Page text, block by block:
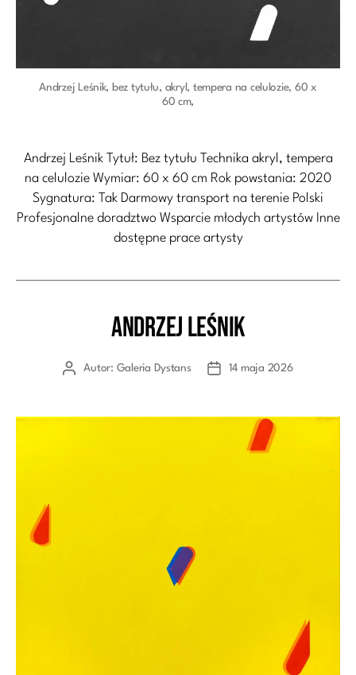
Andrzej Leśnik, bez tytułu, akryl, tempera na celulozie, 60 x
60 cm,
Andrzej Leśnik Tytuł: Bez tytułu Technika akryl, tempera
na celulozie Wymiar: 60 x 60 cm Rok powstania: 2020
Sygnatura: Tak Darmowy transport na terenie Polski
Profesjonalne doradztwo Wsparcie młodych artystów Inne
dostępne prace artysty
Kategorie
Andrzej Leśnik
AutorAutor: Galeria Dystans
Data14 maja 2026